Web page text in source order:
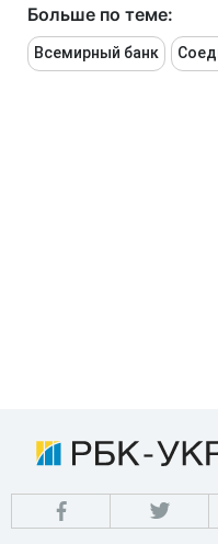
Больше по теме:
Всемирный банк